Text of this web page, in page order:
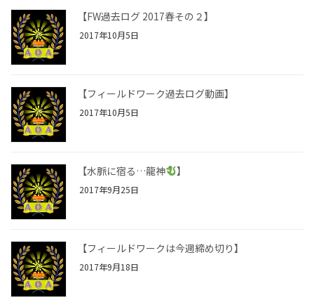
【FW過去ログ 2017春その２】
2017年10月5日
【フィールドワーク過去ログ動画】
2017年10月5日
【水脈に宿る…龍神 】
2017年9月25日
【フィールドワークは今週締め切り】
2017年9月18日